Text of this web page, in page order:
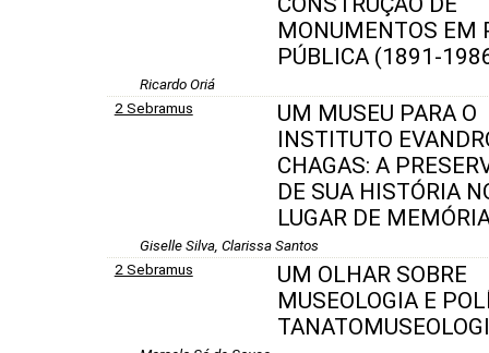
MONUMENTOS EM
PÚBLICA (1891-
Ricardo Oriá
2 Sebramus
UM MUSEU PARA O
INSTITUTO
CHAGAS: A
DE SUA HISTÓRIA
LUGAR DE
Giselle Silva, Clarissa Santos
2 Sebramus
UM OLHAR SOBRE
MUSEOLOGIA E